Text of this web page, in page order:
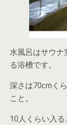
水風呂はサウナ
る浴槽です。
深さは70cmく
こと。
10人くらい入